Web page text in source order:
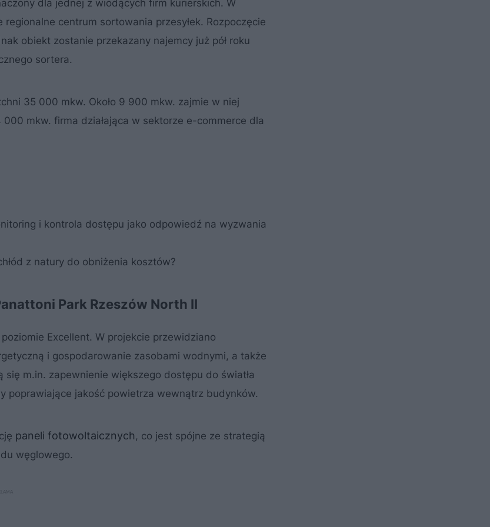
dla jednej z wiodących firm kurierskich. W
centrum sortowania przesyłek. Rozpoczęcie
obiekt zostanie przekazany najemcy już pół roku
sortera.
35 000 mkw. Około 9 900 mkw. zajmie w niej
mkw. firma działająca w sektorze e-commerce dla
i kontrola dostępu jako odpowiedź na wyzwania
z natury do obniżenia kosztów?
Park Rzeszów North II
poziomie Excellent. W projekcie przewidziano
i gospodarowanie zasobami wodnymi, a także
m.in. zapewnienie większego dostępu do światła
poprawiające jakość powietrza wewnątrz budynków.
paneli fotowoltaicznych , co jest spójne ze strategią
węglowego.